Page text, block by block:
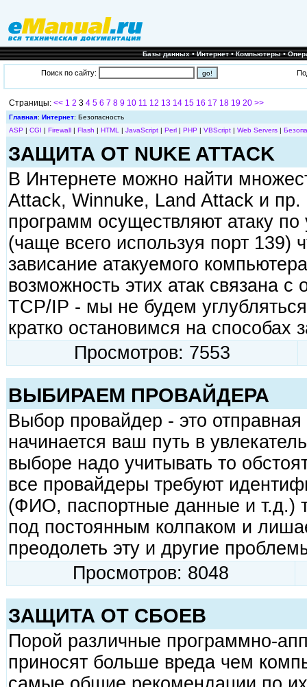
Базы данных•Интернет•Компьютеры•
Поиск по сайту:
Страницы: << 1 2 3 4 5 6 7 8 9 10 11 12 13 14 15 16 17 18 19 20 >>
Главная: Интернет: Безопасность
ASP| CGI | Firewall| Flash | HTML | JavaScript| Perl| PHP| VBScript| Web Servers|
ЗАЩИТА ОТ NUKE ATTACK
В Интернете можно найти
Attack, Winnuke, Land Attack и пр.
программ осуществляют атаку
(чаще всего используя порт 139)
зависание атакуемого
возможность этих атак связана с
TCP/IP - мы не будем
кратко остановимся на способах
Просмотров: 7553
ВЫБИРАЕМ ПРОВАЙДЕРА
Выбор провайдер - это отправная
начинается ваш путь в
выборе надо учитывать то
все провайдеры требуют
(ФИО, паспортные данные и т.д.)
под постоянным колпаком и
преодолеть эту и другие
Просмотров: 8048
ЗАЩИТА ОТ СБОЕВ
Порой различные программно-
приносят больше вреда чем